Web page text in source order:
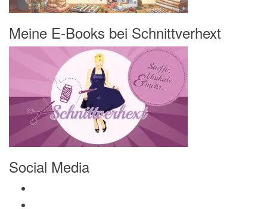
Meine E-Books bei Schnittverhext
Social Media